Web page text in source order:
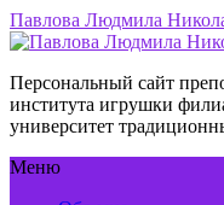
Павлова Людмила
Персональный сайт
института игрушки
университет
Меню